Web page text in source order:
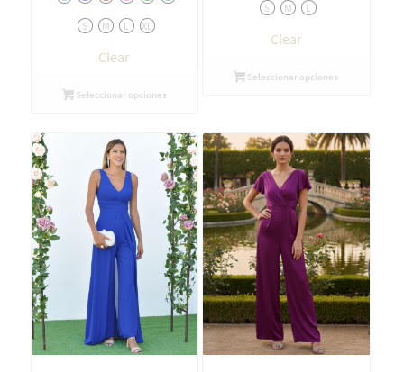
S M L XL
Clear
Seleccionar opciones
S M L
Clear
Seleccionar opciones